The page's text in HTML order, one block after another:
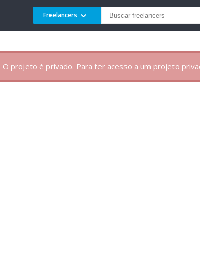
Freelancers
O projeto é privado. Para ter acesso a um projeto